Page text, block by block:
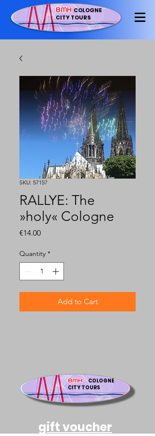
BMH COLOGNE
CITY TOURS
SKU: 57157
RALLYE: The
»holy« Cologne
€14.00Price
Quantity *
Add to Cart
BMH
COLOGNE
CITY TOURS
gift voucher